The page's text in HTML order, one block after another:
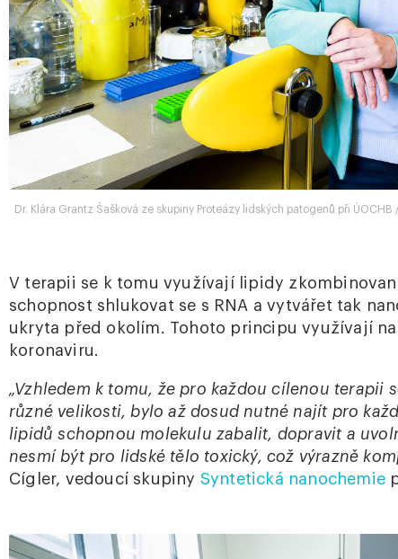
Dr. Klára Grantz Šašková ze skupiny Proteázy lidských patogenů při
V terapii se k tomu využívají lipidy
schopnost shlukovat se s RNA a vytvářet tak
ukryta před okolím. Tohoto principu využívají
koronaviru.
„Vzhledem k tomu, že pro každou cílenou terapii
různé velikosti, bylo až dosud nutné najít pro
lipidů schopnou molekulu zabalit, dopravit a
nesmí být pro lidské tělo toxický, což výrazně
Cígler, vedoucí skupiny Syntetická nanochemie